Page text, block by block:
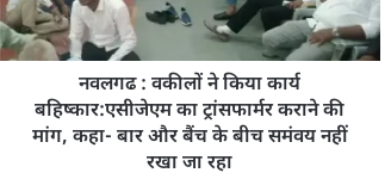
नवलगढ : वकीलों ने किया कार्य
बहिष्कार:एसीजेएम का ट्रांसफार्मर कराने की
मांग, कहा- बार और बैंच के बीच समंवय नहीं
रखा जा रहा